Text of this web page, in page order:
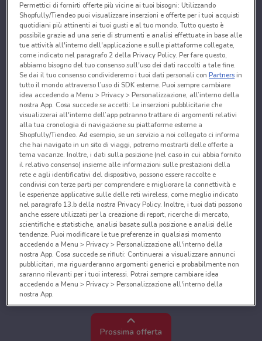
Prossima offerta
Permettici di fornirti offerte più vicine ai tuoi bisogni: Utilizzando
Shopfully/Tiendeo puoi visualizzare inserzioni e offerte per i tuoi acquisti
quotidiani più attinenti ai tuoi gusti e al tuo mondo. Tutto questo è
possibile grazie ad una serie di strumenti e analisi effettuate in base alle
tue attività all'interno dell'applicazione e sulle piattaforme collegate,
come indicato nel paragrafo 2 della Privacy Policy. Per fare questo,
abbiamo bisogno del tuo consenso sull'uso dei dati raccolti a tale fine.
Se dai il tuo consenso condivideremo i tuoi dati personali conPartnersin
tutto il mondo attraverso l’uso di SDK esterne. Puoi sempre cambiare
idea accedendo a Menu > Privacy > Personalizzazione, all’interno della
nostra App. Cosa succede se accetti: Le inserzioni pubblicitarie che
visualizzerai all'interno dell’app potranno trattare di argomenti relativi
alla tua cronologia di navigazione su piattaforme esterne a
Shopfully/Tiendeo. Ad esempio, se un servizio a noi collegato ci informa
che hai navigato in un sito di viaggi, potremo mostrarti delle offerte a
tema vacanze. Inoltre, i dati sulla posizione (nel caso in cui abbia fornito
il relativo consenso) insieme alle informazioni sulle prestazioni della
rete e agli identificativi del dispositivo, possono essere raccolte e
condivisi con terze parti per comprendere e migliorare la connettività e
le esperienze applicative sulle delle reti wireless, come meglio indicato
nel paragrafo 13.b della nostra Privacy Policy. Inoltre, i tuoi dati possono
anche essere utilizzati per la creazione di report, ricerche di mercato,
scientifiche e statistiche, analisi basate sulla posizione e analisi delle
tendenze. Puoi modificare le tue preferenze in qualsiasi momento
accedendo a Menu > Privacy > Personalizzazione all'interno della
nostra App. Cosa succede se rifiuti: Continuerai a visualizzare annunci
pubblicitari, ma riguarderanno argomenti generici e probabilmente non
saranno rilevanti per i tuoi interessi. Potrai sempre cambiare idea
accedendo a Menu > Privacy > Personalizzazione all'interno della
nostra App.
Noi e i nostri partner trattiamo i dati per fornire:
Utilizzare dati di geolocalizzazione precisi. Scansione attiva delle
caratteristiche del dispositivo ai fini dell’identificazione. Archiviare